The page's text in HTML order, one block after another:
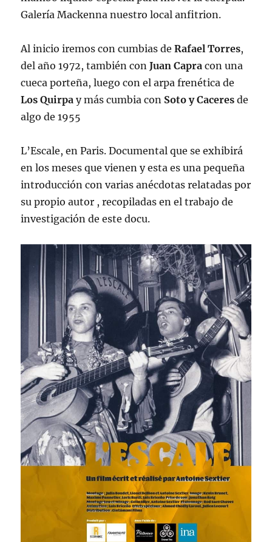
Galería Mackenna nuestro local anfitrion.
Al inicio iremos con cumbias deRafael Torres,
del año 1972, también conJuan Capracon una
cueca porteña, luego con el arpa frenética de
Los Quirpay más cumbia con Soto y Caceresde
algo de 1955
L’Escale, en Paris. Documental que se exhibirá
en los meses que vienen y esta es una pequeña
introducción con varias anécdotas relatadas por
su propio autor , recopiladas en el trabajo de
investigación de este docu.